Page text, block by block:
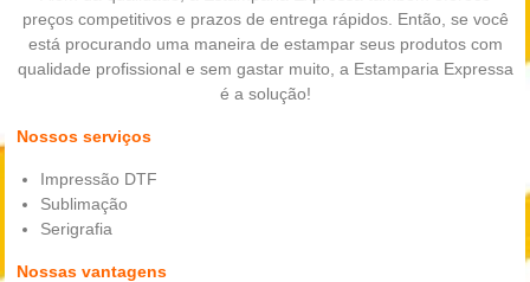
preços competitivos e prazos de entrega rápidos. Então, se você
está procurando uma maneira de estampar seus produtos com
qualidade profissional e sem gastar muito, a Estamparia Expressa
é a solução!
Nossos serviços
Impressão DTF
Sublimação
Serigrafia
Nossas vantagens